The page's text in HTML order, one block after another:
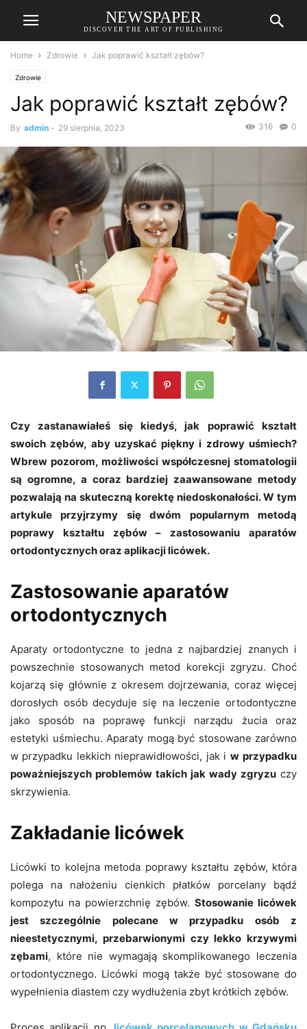
NEWSPAPER
DISCOVER THE ART OF PUBLISHING
Home Zdrowie Jak poprawić kształt zębów?
Zdrowie
Jak poprawić kształt zębów?
By admin - 29 sierpnia, 2023 0
316
Czy zastanawiałeś się kiedyś, jak poprawić kształt
swoich zębów, aby uzyskać piękny i zdrowy uśmiech?
Wbrew pozorom, możliwości współczesnej stomatologii
są ogromne, a coraz bardziej zaawansowane metody
pozwalają na skuteczną korektę niedoskonałości. W tym
artykule przyjrzymy się dwóm popularnym metodą
poprawy kształtu zębów – zastosowaniu aparatów
ortodontycznych oraz aplikacji licówek.
Zastosowanie aparatów
ortodontycznych
Aparaty ortodontyczne to jedna z najbardziej znanych i
powszechnie stosowanych metod korekcji zgryzu. Choć
kojarzą się głównie z okresem dojrzewania, coraz więcej
dorosłych osób decyduje się na leczenie ortodontyczne
jako sposób na poprawę funkcji narządu żucia oraz
estetyki uśmiechu. Aparaty mogą być stosowane zarówno
w przypadku lekkich nieprawidłowości, jak i w przypadku
poważniejszych problemów takich jak wady zgryzu czy
skrzywienia.
Zakładanie licówek
Licówki to kolejna metoda poprawy kształtu zębów, która
polega na nałożeniu cienkich płatków porcelany bądź
kompozytu na powierzchnię zębów. Stosowanie licówek
jest szczególnie polecane w przypadku osób z
nieestetycznymi, przebarwionymi czy lekko krzywymi
zębami, które nie wymagają skomplikowanego leczenia
ortodontycznego. Licówki mogą także być stosowane do
wypełnienia diastem czy wydłużenia zbyt krótkich zębów.